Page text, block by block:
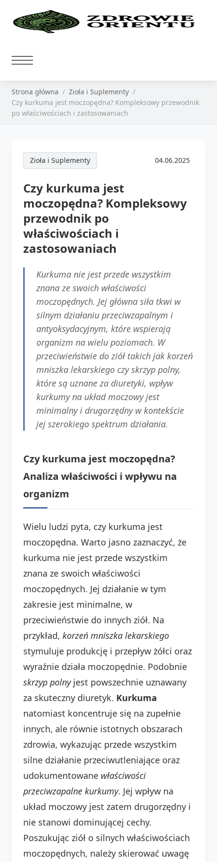
Strona główna
Zioła i Suplementy
Czy kurkuma jest moczopędna? Kompleksowy przewodnik
po właściwościach i zastosowaniach
Zioła i Suplementy 04.06.2025
Czy kurkuma jest
moczopędna? Kompleksowy
przewodnik po
właściwościach i
zastosowaniach
Kurkuma nie jest przede wszystkim
znana ze swoich właściwości
moczopędnych. Jej główna siła tkwi w
silnym działaniu przeciwzapalnym i
antyoksydacyjnym, które wspierają
organizm na wielu poziomach. W
przeciwieństwie do ziół takich jak korzeń
mniszka lekarskiego czy skrzyp polny,
które są uznane za diuretyki, wpływ
kurkumy na układ moczowy jest
minimalny i drugorzędny w kontekście
jej szerokiego spektrum działania.
Czy kurkuma jest moczopędna?
Analiza właściwości i wpływu na
organizm
Wielu ludzi pyta, czy kurkuma jest
moczopędna. Warto jasno zaznaczyć, że
kurkuma nie jest przede wszystkim
znana ze swoich właściwości
moczopędnych. Jej działanie w tym
zakresie jest minimalne, w
przeciwieństwie do innych ziół. Na
przykład, korzeń mniszka lekarskiego
stymuluje produkcję i przepływ żółci oraz
wyraźnie działa moczopędnie. Podobnie
skrzyp polnyjest powszechnie uznawany
za skuteczny diuretyk. Kurkuma
natomiast koncentruje się na zupełnie
innych, ale równie istotnych obszarach
zdrowia, wykazując przede wszystkim
silne działanie przeciwutleniające oraz
udokumentowane właściwości
przeciwzapalne kurkumy. Jej wpływ na
układ moczowy jest zatem drugorzędny i
nie stanowi dominującej cechy.
Poszukując ziół o silnych właściwościach
moczopędnych, należy skierować uwagę